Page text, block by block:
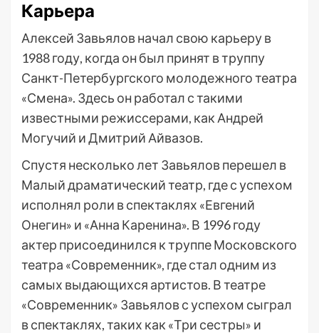
Карьера
Алексей Завьялов начал свою карьеру в
1988 году, когда он был принят в труппу
Санкт-Петербургского молодежного театра
«Смена». Здесь он работал с такими
известными режиссерами, как Андрей
Могучий и Дмитрий Айвазов.
Спустя несколько лет Завьялов перешел в
Малый драматический театр, где с успехом
исполнял роли в спектаклях «Евгений
Онегин» и «Анна Каренина». В 1996 году
актер присоединился к труппе Московского
театра «Современник», где стал одним из
самых выдающихся артистов. В театре
«Современник» Завьялов с успехом сыграл
в спектаклях, таких как «Три сестры» и